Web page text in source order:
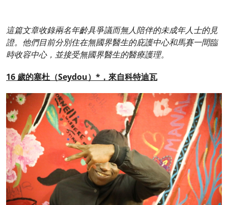
這篇文章收錄兩名年齡具爭議而無人陪伴的未成年人士的見
證。他們目前分別住在無國界醫生的庇護中心和馬賽一間臨
時收容中心，並接受無國界醫生的醫療護理。
16 歲的塞杜（Seydou）*，來自科特迪瓦